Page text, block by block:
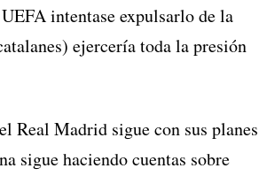
intentase expulsarlo de la
ejercería toda la presión
Real Madrid sigue con sus planes
sigue haciendo cuentas sobre